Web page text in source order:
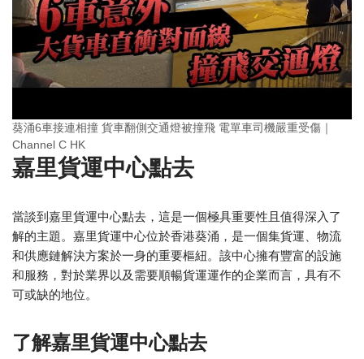
葵涌6車接連相撞 貨車翻側交通燈被撞飛 電單車司機嚴重受傷｜
Channel C HK
嘉里貨運中心點去
當談到嘉里貨運中心點去，這是一個極具重要性且值得深入了
解的主題。嘉里貨運中心位於香港葵涌，是一個集貨運、物流
和供應鏈解決方案於一身的重要樞紐。該中心擁有豐富的設施
和服務，對於業界以及需要順暢貨運運作的企業而言，具有不
可或缺的地位。
了解嘉里貨運中心點去